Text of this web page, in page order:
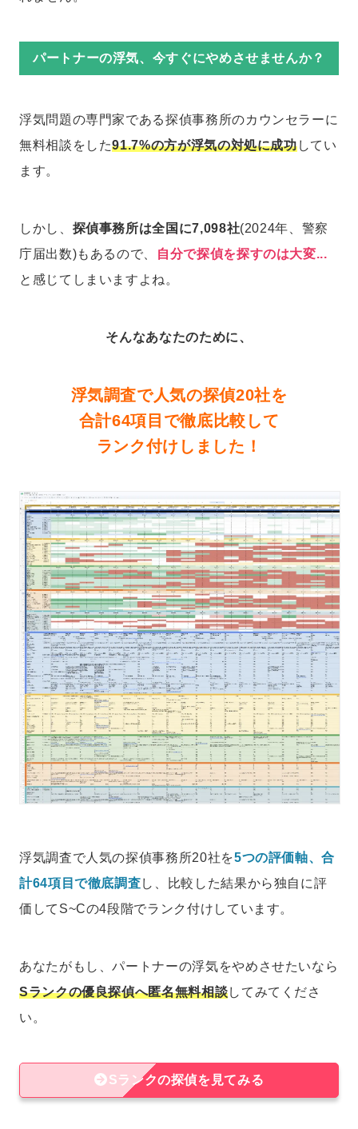
パートナーの浮気、今すぐにやめさせませんか？
浮気問題の専門家である探偵事務所のカウンセラーに
無料相談をした91.7%の方が浮気の対処に成功してい
ます。
しかし、 探偵事務所は全国に7,098社(2024年、警察
庁届出数)もあるので、
自分で探偵を探すのは大変...
と感じてしまいますよね。
そんなあなたのために、
浮気調査で人気の探偵20社を
合計64項目で徹底比較して
ランク付けしました！
浮気調査で人気の探偵事務所20社を5つの評価軸、合
計64項目で徹底調査し、比較した結果から独自に評
価してS~Cの4段階でランク付けしています。
あなたがもし、パートナーの浮気をやめさせたいなら
Sランクの優良探偵へ匿名無料相談してみてくださ
い。
Sランクの探偵を見てみる